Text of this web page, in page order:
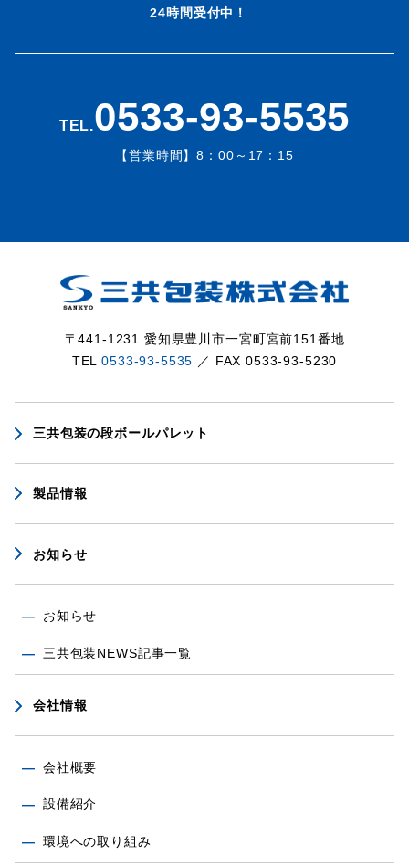
24時間受付中！
TEL.0533-93-5535
【営業時間】8：00～17：15
〒441-1231 愛知県豊川市一宮町宮前151番地
TEL
0533-93-5535 ／ FAX 0533-93-5230
三共包装の段ボールパレット
製品情報
お知らせ
お知らせ
三共包装NEWS記事一覧
会社情報
会社概要
設備紹介
環境への取り組み